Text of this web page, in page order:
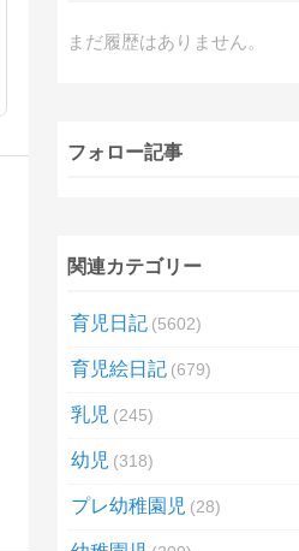
まだ履歴はありません。
フォロー記事
関連カテゴリー
育児日記 5602
育児絵日記 679
乳児 245
幼児 318
プレ幼稚園児 28